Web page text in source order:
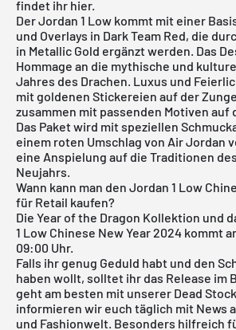
findet ihr hier.
DerJordan 1 Low kommt mit einer
und Overlays in Dark Team Red, die
in Metallic Gold ergänzt werden. Das
Hommage an die mythische und
Jahres des Drachen. Luxus und
mit goldenen Stickereien auf der
zusammen mit passenden Motiven auf
Das Paket wird mit speziellen
einem roten Umschlag von Air Jordan
eine Anspielung auf die Traditionen
Neujahrs.
Wann kann man den Jordan 1 Low
für Retail kaufen?
Die Year of the Dragon Kollektion und
1 Low Chinese New Year 2024 kommt
09:00 Uhr.
Falls ihr genug Geduld habt und den
haben wollt, solltet ihr das Release im
geht am besten mit unserer Dead
informieren wir euch täglich mit News
und Fashionwelt. Besonders hilfreich